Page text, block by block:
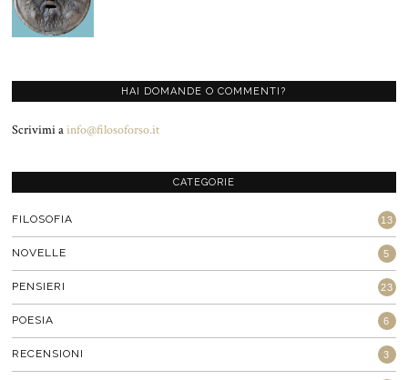
HAI DOMANDE O COMMENTI?
Scrivimi ainfo@filosoforso.it
CATEGORIE
FILOSOFIA 13
NOVELLE 5
PENSIERI 23
POESIA 6
RECENSIONI 3